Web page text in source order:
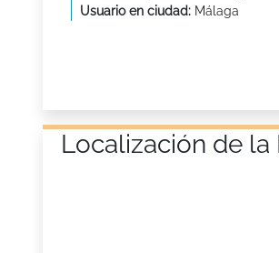
Usuario en ciudad: Málaga
Localización de la